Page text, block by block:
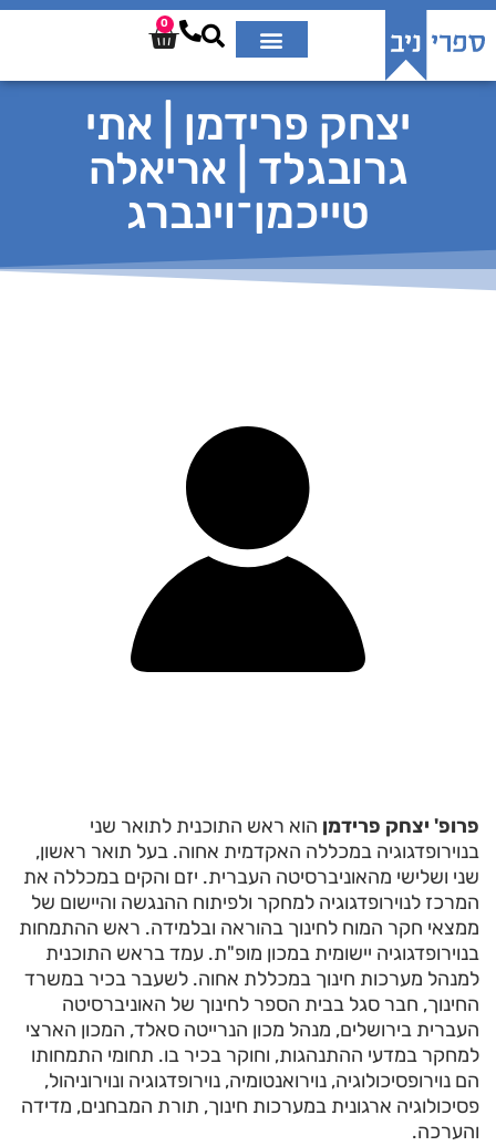
0
יצחק פרידמן | אתי
גרובגלד | אריאלה
טייכמן־וינברג
פרופ' יצחק פרידמן הוא ראש התוכנית לתואר שני
בנוירופדגוגיה במכללה האקדמית אחוה. בעל תואר ראשון,
שני ושלישי מהאוניברסיטה העברית. יזם והקים במכללה את
המרכז לנוירופדגוגיה למחקר ולפיתוח ההנגשה והיישום של
ממצאי חקר המוח לחינוך בהוראה ובלמידה. ראש ההתמחות
בנוירופדגוגיה יישומית במכון מופ"ת. עמד בראש התוכנית
למנהל מערכות חינוך במכללת אחוה. לשעבר בכיר במשרד
החינוך, חבר סגל בבית הספר לחינוך של האוניברסיטה
העברית בירושלים, מנהל מכון הנרייטה סאלד, המכון הארצי
למחקר במדעי ההתנהגות, וחוקר בכיר בו. תחומי התמחותו
הם נוירופסיכולוגיה, נוירואנטומיה, נוירופדגוגיה ונוירוניהול,
פסיכולוגיה ארגונית במערכות חינוך, תורת המבחנים, מדידה
והערכה.